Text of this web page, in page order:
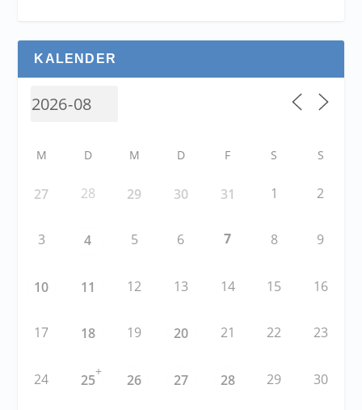
KALENDER
M D M D F S S
27 28 29 30 31 1 2
3 4 5 6 7 8 9
10 11 12 13 14 15 16
17 18 19 20 21 22 23
24 25
+
26 27 28 29 30